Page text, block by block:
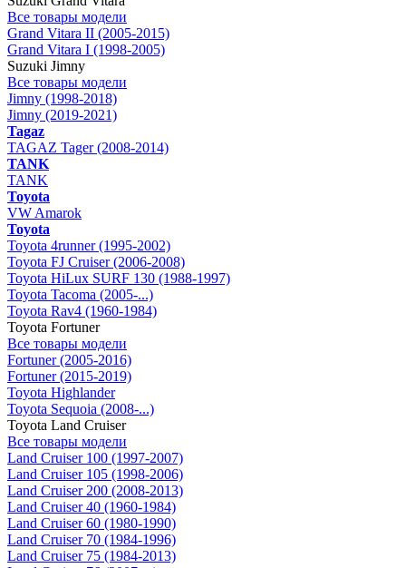
Все товары модели
Grand Vitara II (2005-2015)
Grand Vitara I (1998-2005)
Suzuki Jimny
Все товары модели
Jimny (1998-2018)
Jimny (2019-2021)
Tagaz
TAGAZ Tager (2008-2014)
TANK
TANK
Toyota
VW Amarok
Toyota
Toyota 4runner (1995-2002)
Toyota FJ Cruiser (2006-2008)
Toyota HiLux SURF 130 (1988-1997)
Toyota Tacoma (2005-...)
Toyota Rav4 (1960-1984)
Toyota Fortuner
Все товары модели
Fortuner (2005-2016)
Fortuner (2015-2019)
Toyota Highlander
Toyota Sequoia (2008-...)
Toyota Land Cruiser
Все товары модели
Land Cruiser 100 (1997-2007)
Land Cruiser 105 (1998-2006)
Land Cruiser 200 (2008-2013)
Land Cruiser 40 (1960-1984)
Land Cruiser 60 (1980-1990)
Land Cruiser 70 (1984-1996)
Land Cruiser 75 (1984-2013)